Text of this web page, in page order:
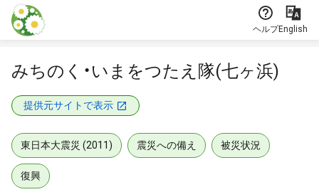
本文に飛ぶ
ヘルプEnglish
みちのく・いまをつたえ隊(七ヶ浜)
提供元サイトで表示
東日本大震災 (2011) 震災への備え 被災状況
復興